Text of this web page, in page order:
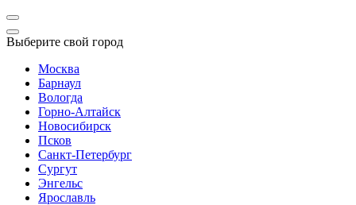
Выберите свой город
Москва
Барнаул
Вологда
Горно-Алтайск
Новосибирск
Псков
Санкт-Петербург
Сургут
Энгельс
Ярославль